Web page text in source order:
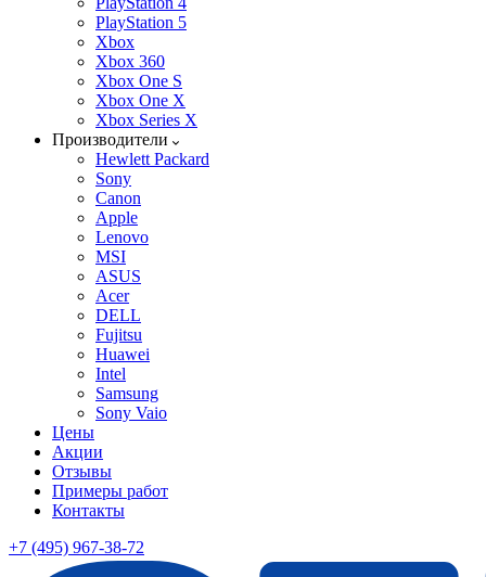
PlayStation 5
Xbox
Xbox 360
Xbox One S
Xbox One X
Xbox Series X
Производители
Hewlett Packard
Sony
Canon
Apple
Lenovo
MSI
ASUS
Acer
DELL
Fujitsu
Huawei
Intel
Samsung
Sony Vaio
Цены
Акции
Отзывы
Примеры работ
Контакты
+7 (495) 967-38-72